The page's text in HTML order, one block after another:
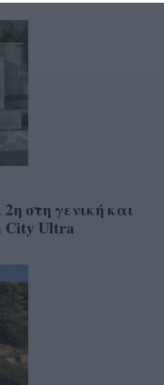
στη γενική και
City Ultra